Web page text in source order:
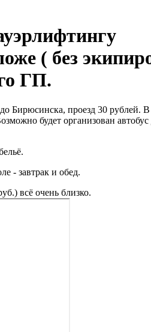
( без
ГП.
Бирюсинска, проезд 30 рублей.
будет организован автобус
- завтрак и обед.
всё очень близко.